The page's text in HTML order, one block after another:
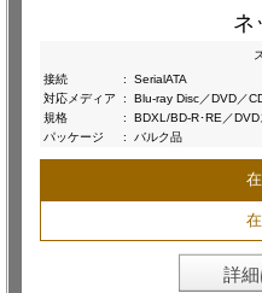
ネ
接続
:
SerialATA
対応メディア
:
Blu-ray Disc／DVD／
規格
:
BDXL/BD-R･RE／
パッケージ
: バルク品
詳